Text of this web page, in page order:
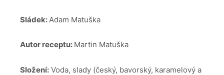
Sládek: Adam Matuška
Autor receptu: Martin Matuška
Složení: Voda, slady (český, bavorský, karamelový a